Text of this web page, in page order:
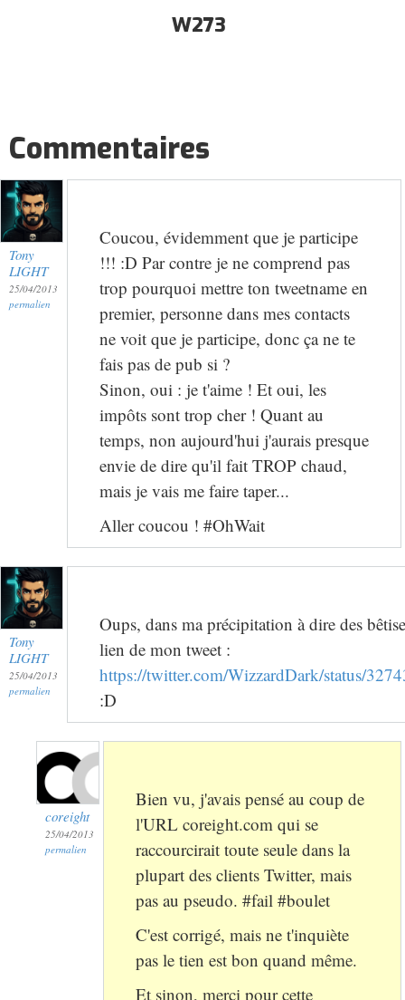
W273
Commentaires
Tony
LIGHT
25/04/2013
permalien
Coucou, évidemment que je participe
!!! :D Par contre je ne comprend pas
trop pourquoi mettre ton tweetname en
premier, personne dans mes contacts
ne voit que je participe, donc ça ne te
fais pas de pub si ?
Sinon, oui : je t'aime ! Et oui, les
impôts sont trop cher ! Quant au
temps, non aujourd'hui j'aurais presque
envie de dire qu'il fait TROP chaud,
mais je vais me faire taper...
Aller coucou ! #OhWait
Tony
LIGHT
25/04/2013
permalien
Oups, dans ma précipitation à dire des
lien de mon tweet :
https://twitter.com/WizzardDark/status/
:D
coreight
25/04/2013
permalien
Bien vu, j'avais pensé au coup de
l'URL coreight.com qui se
raccourcirait toute seule dans la
plupart des clients Twitter, mais
pas au pseudo. #fail #boulet
C'est corrigé, mais ne t'inquiète
pas le tien est bon quand même.
Et sinon, merci pour cette